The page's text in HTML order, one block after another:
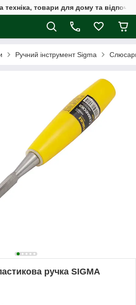
техніка, товари для дому та
Ручний інструмент Sigma
ручка SIGMA